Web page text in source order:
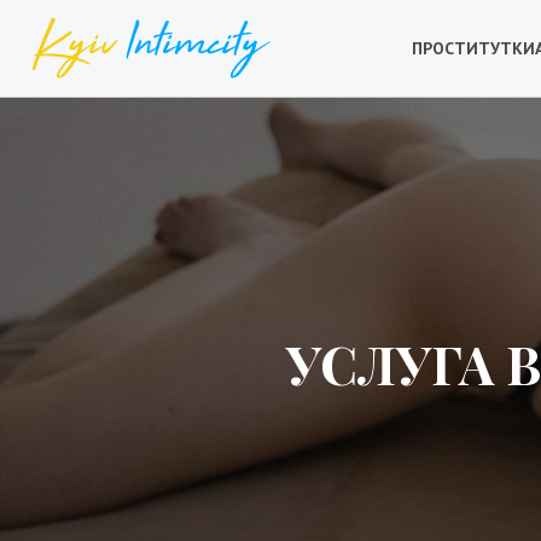
ПРОСТИТУТКИ
УСЛУГА